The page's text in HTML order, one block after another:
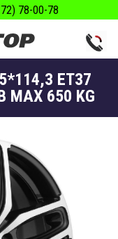
78-00-78
ET37
MAX 650 KG